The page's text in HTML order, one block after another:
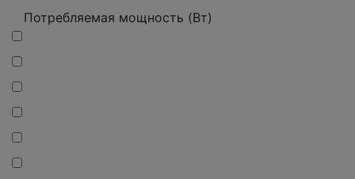
Потребляемая мощность (Вт)